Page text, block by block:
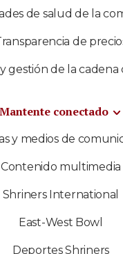
de salud de la
de
gestión de la
Mantente conectado
y medios de
Contenido multimedia
Shriners International
East-West Bowl
Deportes Shriners